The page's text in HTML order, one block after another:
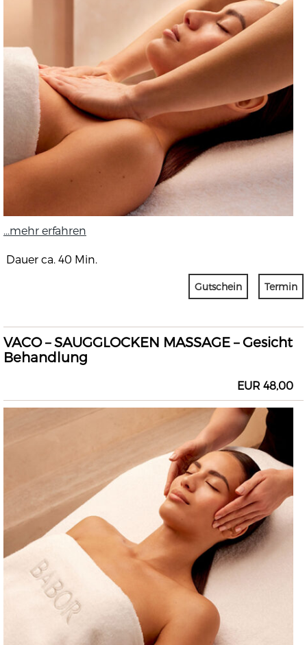
...mehr erfahren
Dauer ca. 40 Min.
Gutschein Termin
VACO – SAUGGLOCKEN MASSAGE – Gesicht
Behandlung
EUR 48,00